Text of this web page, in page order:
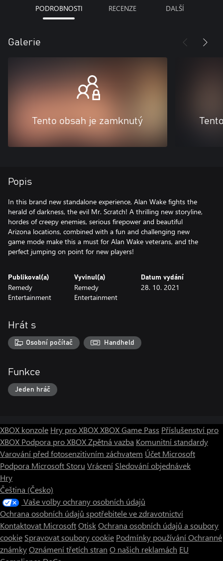
PODROBNOSTI RECENZE DALŠÍ
Galerie
Tento obsah je zamknutý
Popis
In this brand new standalone experience, Alan Wake fights the
herald of darkness, the evil Mr. Scratch! A thrilling new storyline,
hordes of creepy enemies, serious firepower and beautiful
Arizona locations, combined with a fun and challenging new
game mode make this a must for Alan Wake veterans, and the
perfect jumping on point for new players!
Publikoval(a)
Remedy
Entertainment
Vyvinul(a)
Remedy
Entertainment
Datum vydání
28. 10. 2021
Hrát s
Osobní počítač Handheld
Funkce
Jeden hráč
XBOX konzole Hry pro XBOXXBOX Game Pass Příslušenství pro
XBOX Podpora pro XBOXZpětná vazba Komunitní standardy
Varování před fotosenzitivním záchvatem Účet Microsoft
Podpora Microsoft Storu Vrácení Sledování objednávek
Hry
Čeština (Česko)
Vaše volby ochrany osobních údajů
Ochrana osobních údajů spotřebitele ve zdravotnictví
Kontaktovat MicrosoftOtiskOchrana osobních údajů a soubory
cookie Spravovat soubory cookie Podmínky používáníOchranné
známkyOznámení třetích stran O našich reklamách EU